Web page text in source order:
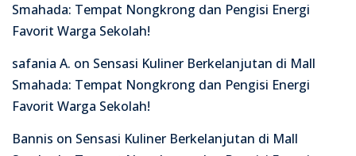
Smahada: Tempat Nongkrong dan Pengisi Energi
Favorit Warga Sekolah!
safania A. on Sensasi Kuliner Berkelanjutan di Mall
Smahada: Tempat Nongkrong dan Pengisi Energi
Favorit Warga Sekolah!
Bannis on Sensasi Kuliner Berkelanjutan di Mall